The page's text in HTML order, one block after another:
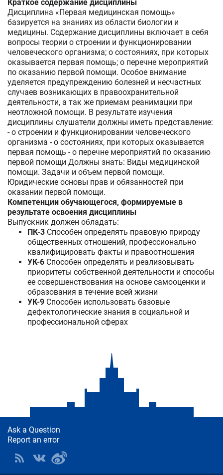
Краткое содержание дисциплины
Дисциплина «Первая медицинская помощь»
базируется на знаниях из области биологии и
медицины. Содержание дисциплины включает в себя
вопросы теории о строении и функционировании
человеческого организма; о состояниях, при которых
оказывается первая помощь; о перечне мероприятий
по оказанию первой помощи. Особое внимание
уделяется предупреждению болезней и несчастных
случаев возникающих в правоохранительной
деятельности, а так же приемам реанимации при
неотложной помощи. В результате изучения
дисциплины слушатели должны иметь представление:
- о строении и функционировании человеческого
организма - о состояниях, при которых оказывается
первая помощь - о перечне мероприятий по оказанию
первой помощи Должны знать: Виды медицинской
помощи. Задачи и объем первой помощи.
Юридические основы прав и обязанностей при
оказании первой помощи.
Компетенции обучающегося, формируемые в
результате освоения дисциплины
Выпускник должен обладать:
ПК-3 Способен определять правовую природу
общественных отношений, профессионально
квалифицировать факты и правоотношения
УК-6 Способен определять и реализовывать
приоритеты собственной деятельности и способы
ее совершенствования на основе самооценки и
образования в течение всей жизни
УК-9 Способен использовать базовые
дефектологические знания в социальной и
профессиональной сферах
Ask a Question
Report an error